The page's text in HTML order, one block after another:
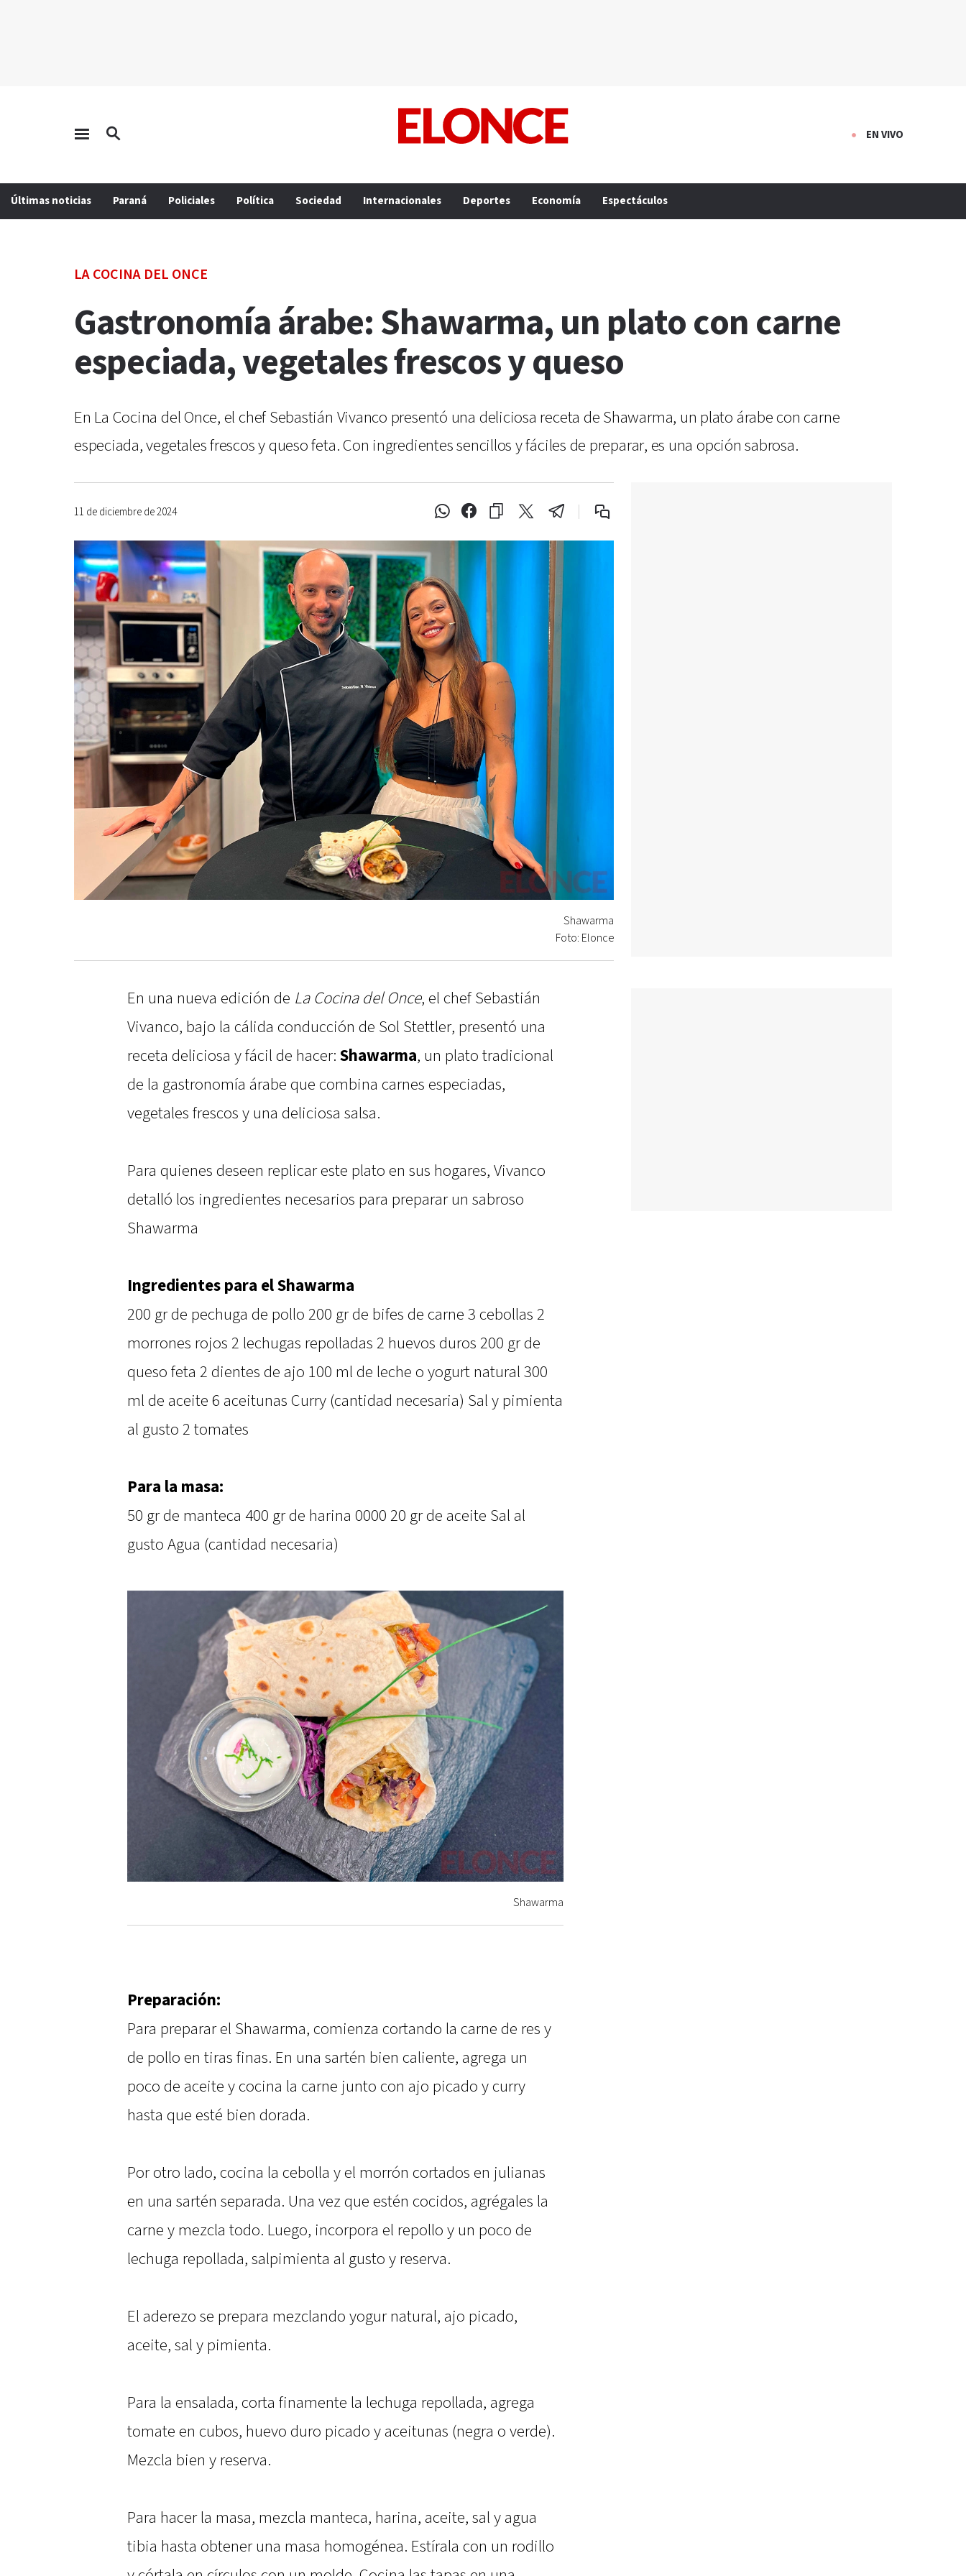
EN VIVO
Últimas noticias Paraná Policiales Política Sociedad Internacionales Deportes Economía Espectáculos
LA COCINA DEL ONCE
Gastronomía árabe: Shawarma, un plato con carne
especiada, vegetales frescos y queso
En La Cocina del Once, el chef Sebastián Vivanco presentó una deliciosa receta de Shawarma, un plato árabe con carne
especiada, vegetales frescos y queso feta. Con ingredientes sencillos y fáciles de preparar, es una opción sabrosa.
11 de diciembre de 2024
Shawarma
Foto: Elonce
En una nueva edición de La Cocina del Once, el chef Sebastián
Vivanco, bajo la cálida conducción de Sol Stettler, presentó una
receta deliciosa y fácil de hacer: Shawarma, un plato tradicional
de la gastronomía árabe que combina carnes especiadas,
vegetales frescos y una deliciosa salsa.
Para quienes deseen replicar este plato en sus hogares, Vivanco
detalló los ingredientes necesarios para preparar un sabroso
Shawarma
Ingredientes para el Shawarma
200 gr de pechuga de pollo 200 gr de bifes de carne 3 cebollas 2
morrones rojos 2 lechugas repolladas 2 huevos duros 200 gr de
queso feta 2 dientes de ajo 100 ml de leche o yogurt natural 300
ml de aceite 6 aceitunas Curry (cantidad necesaria) Sal y pimienta
al gusto 2 tomates
Para la masa:
50 gr de manteca 400 gr de harina 0000 20 gr de aceite Sal al
gusto Agua (cantidad necesaria)
Shawarma
Preparación:
Para preparar el Shawarma, comienza cortando la carne de res y
de pollo en tiras finas. En una sartén bien caliente, agrega un
poco de aceite y cocina la carne junto con ajo picado y curry
hasta que esté bien dorada.
Por otro lado, cocina la cebolla y el morrón cortados en julianas
en una sartén separada. Una vez que estén cocidos, agrégales la
carne y mezcla todo. Luego, incorpora el repollo y un poco de
lechuga repollada, salpimienta al gusto y reserva.
El aderezo se prepara mezclando yogur natural, ajo picado,
aceite, sal y pimienta.
Para la ensalada, corta finamente la lechuga repollada, agrega
tomate en cubos, huevo duro picado y aceitunas (negra o verde).
Mezcla bien y reserva.
Para hacer la masa, mezcla manteca, harina, aceite, sal y agua
tibia hasta obtener una masa homogénea. Estírala con un rodillo